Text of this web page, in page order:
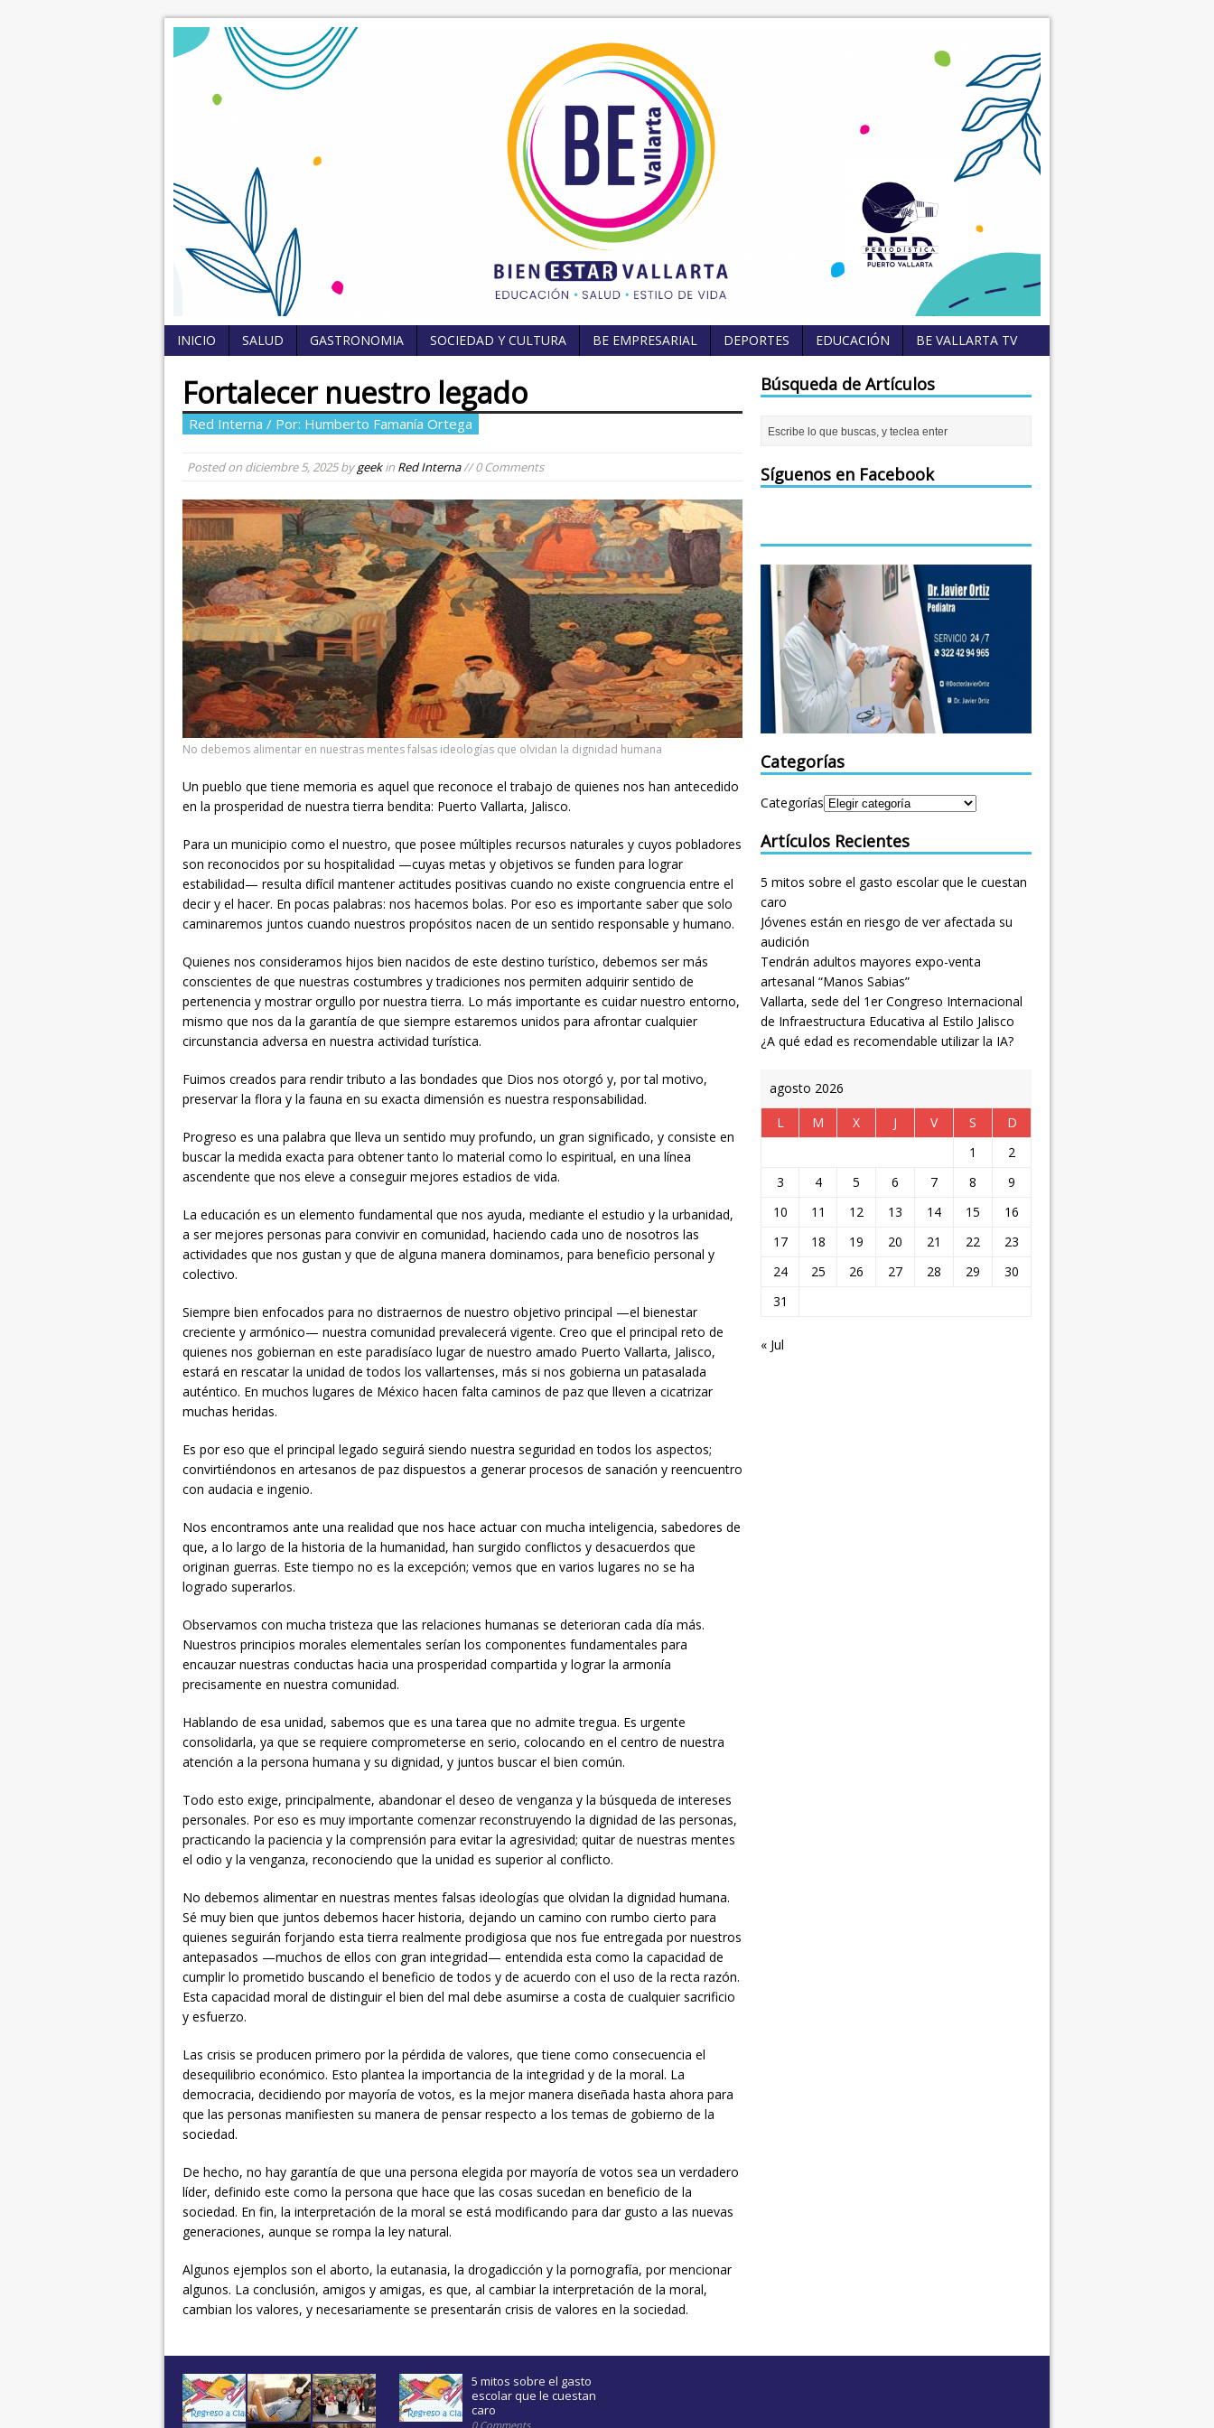
INICIO SALUD GASTRONOMIA SOCIEDAD Y CULTURA BE EMPRESARIAL DEPORTES EDUCACIÓN BE VALLARTA TV
Fortalecer nuestro legado
Red Interna / Por: Humberto Famanía Ortega
Posted on diciembre 5, 2025bygeekin Red Interna// 0 Comments
No debemos alimentar en nuestras mentes falsas ideologías que olvidan la dignidad humana
Un pueblo que tiene memoria es aquel que reconoce el trabajo de quienes nos han antecedido
en la prosperidad de nuestra tierra bendita: Puerto Vallarta, Jalisco.
Para un municipio como el nuestro, que posee múltiples recursos naturales y cuyos pobladores
son reconocidos por su hospitalidad —cuyas metas y objetivos se funden para lograr
estabilidad— resulta difícil mantener actitudes positivas cuando no existe congruencia entre el
decir y el hacer. En pocas palabras: nos hacemos bolas. Por eso es importante saber que solo
caminaremos juntos cuando nuestros propósitos nacen de un sentido responsable y humano.
Quienes nos consideramos hijos bien nacidos de este destino turístico, debemos ser más
conscientes de que nuestras costumbres y tradiciones nos permiten adquirir sentido de
pertenencia y mostrar orgullo por nuestra tierra. Lo más importante es cuidar nuestro entorno,
mismo que nos da la garantía de que siempre estaremos unidos para afrontar cualquier
circunstancia adversa en nuestra actividad turística.
Fuimos creados para rendir tributo a las bondades que Dios nos otorgó y, por tal motivo,
preservar la flora y la fauna en su exacta dimensión es nuestra responsabilidad.
Progreso es una palabra que lleva un sentido muy profundo, un gran significado, y consiste en
buscar la medida exacta para obtener tanto lo material como lo espiritual, en una línea
ascendente que nos eleve a conseguir mejores estadios de vida.
La educación es un elemento fundamental que nos ayuda, mediante el estudio y la urbanidad,
a ser mejores personas para convivir en comunidad, haciendo cada uno de nosotros las
actividades que nos gustan y que de alguna manera dominamos, para beneficio personal y
colectivo.
Siempre bien enfocados para no distraernos de nuestro objetivo principal —el bienestar
creciente y armónico— nuestra comunidad prevalecerá vigente. Creo que el principal reto de
quienes nos gobiernan en este paradisíaco lugar de nuestro amado Puerto Vallarta, Jalisco,
estará en rescatar la unidad de todos los vallartenses, más si nos gobierna un patasalada
auténtico. En muchos lugares de México hacen falta caminos de paz que lleven a cicatrizar
muchas heridas.
Es por eso que el principal legado seguirá siendo nuestra seguridad en todos los aspectos;
convirtiéndonos en artesanos de paz dispuestos a generar procesos de sanación y reencuentro
con audacia e ingenio.
Nos encontramos ante una realidad que nos hace actuar con mucha inteligencia, sabedores de
que, a lo largo de la historia de la humanidad, han surgido conflictos y desacuerdos que
originan guerras. Este tiempo no es la excepción; vemos que en varios lugares no se ha
logrado superarlos.
Observamos con mucha tristeza que las relaciones humanas se deterioran cada día más.
Nuestros principios morales elementales serían los componentes fundamentales para
encauzar nuestras conductas hacia una prosperidad compartida y lograr la armonía
precisamente en nuestra comunidad.
Hablando de esa unidad, sabemos que es una tarea que no admite tregua. Es urgente
consolidarla, ya que se requiere comprometerse en serio, colocando en el centro de nuestra
atención a la persona humana y su dignidad, y juntos buscar el bien común.
Todo esto exige, principalmente, abandonar el deseo de venganza y la búsqueda de intereses
personales. Por eso es muy importante comenzar reconstruyendo la dignidad de las personas,
practicando la paciencia y la comprensión para evitar la agresividad; quitar de nuestras mentes
el odio y la venganza, reconociendo que la unidad es superior al conflicto.
No debemos alimentar en nuestras mentes falsas ideologías que olvidan la dignidad humana.
Sé muy bien que juntos debemos hacer historia, dejando un camino con rumbo cierto para
quienes seguirán forjando esta tierra realmente prodigiosa que nos fue entregada por nuestros
antepasados —muchos de ellos con gran integridad— entendida esta como la capacidad de
cumplir lo prometido buscando el beneficio de todos y de acuerdo con el uso de la recta razón.
Esta capacidad moral de distinguir el bien del mal debe asumirse a costa de cualquier sacrificio
y esfuerzo.
Las crisis se producen primero por la pérdida de valores, que tiene como consecuencia el
desequilibrio económico. Esto plantea la importancia de la integridad y de la moral. La
democracia, decidiendo por mayoría de votos, es la mejor manera diseñada hasta ahora para
que las personas manifiesten su manera de pensar respecto a los temas de gobierno de la
sociedad.
De hecho, no hay garantía de que una persona elegida por mayoría de votos sea un verdadero
líder, definido este como la persona que hace que las cosas sucedan en beneficio de la
sociedad. En fin, la interpretación de la moral se está modificando para dar gusto a las nuevas
generaciones, aunque se rompa la ley natural.
Algunos ejemplos son el aborto, la eutanasia, la drogadicción y la pornografía, por mencionar
algunos. La conclusión, amigos y amigas, es que, al cambiar la interpretación de la moral,
cambian los valores, y necesariamente se presentarán crisis de valores en la sociedad.
Búsqueda de Artículos
Síguenos en Facebook
Categorías
Categorías
Artículos Recientes
5 mitos sobre el gasto escolar que le cuestan
caro
Jóvenes están en riesgo de ver afectada su
audición
Tendrán adultos mayores expo-venta
artesanal “Manos Sabias”
Vallarta, sede del 1er Congreso Internacional
de Infraestructura Educativa al Estilo Jalisco
¿A qué edad es recomendable utilizar la IA?
agosto 2026
L
M X J V S
D
1
2
3
4 5 6 7 8
9
10
11 12 13 14 15
16
17
18 19 20 21 22
23
24
25 26 27 28 29
30
31
« Jul
5 mitos sobre el gasto
escolar que le cuestan
caro
0 Comments